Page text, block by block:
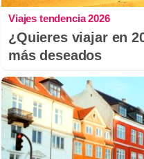
Viajes tendencia 2026
¿Quieres viajar en
más deseados